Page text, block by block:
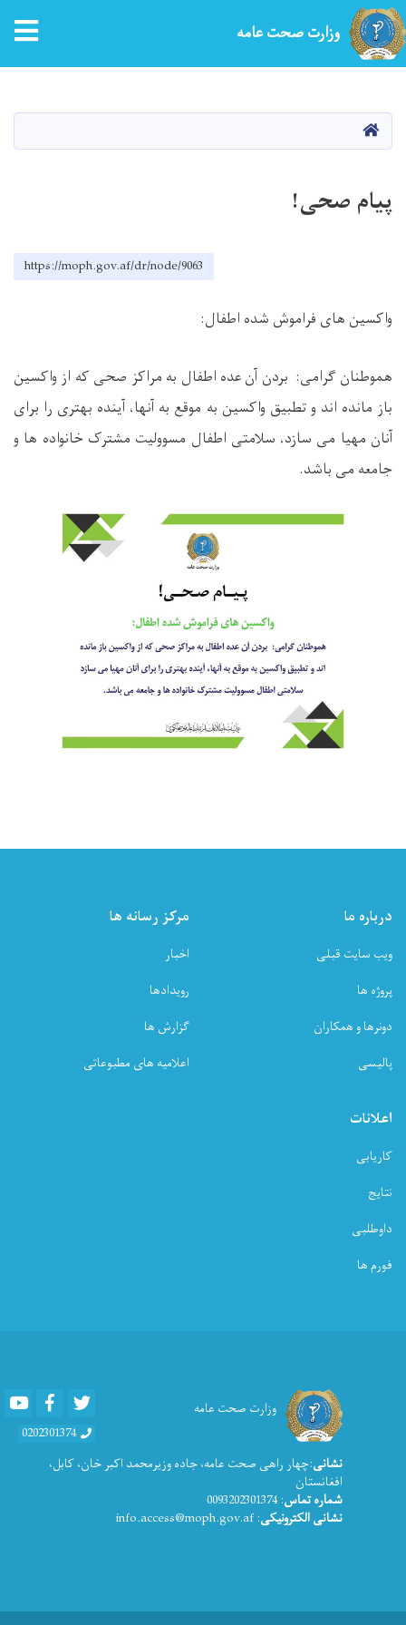
content
وزارت صحت عامه
HOME
پیام صحی!
https://moph.gov.af/dr/node/9063
واکسین های فراموش شده اطفال:
هموطنان گرامی: بردن آن عده اطفال به مراکز صحی که از واکسین
باز مانده اند و تطبیق واکسین به موقع به آنها، آینده بهتری را برای
آنان مهیا می سازد، سلامتی اطفال مسوولیت مشترک خانواده ها و
جامعه می باشد.
درباره ما
ویب سایت قبلی
پروژه ها
دونرها و همکاران
پالیسی
مرکز رسانه ها
اخبار
رویدادها
گزارش ها
اعلامیه های مطبوعاتی
اعلانات
کاریابی
نتایج
داوطلبی
فورم ها
وزارت صحت عامه Youtube Facebook
0202301374
نشانی:چهار راهی صحت عامه، جاده وزیرمحمد اکبر خان، کابل،
افغانستان
شماره تماس: 0093202301374
نشانی الکترونیکی: info.access@moph.gov.af